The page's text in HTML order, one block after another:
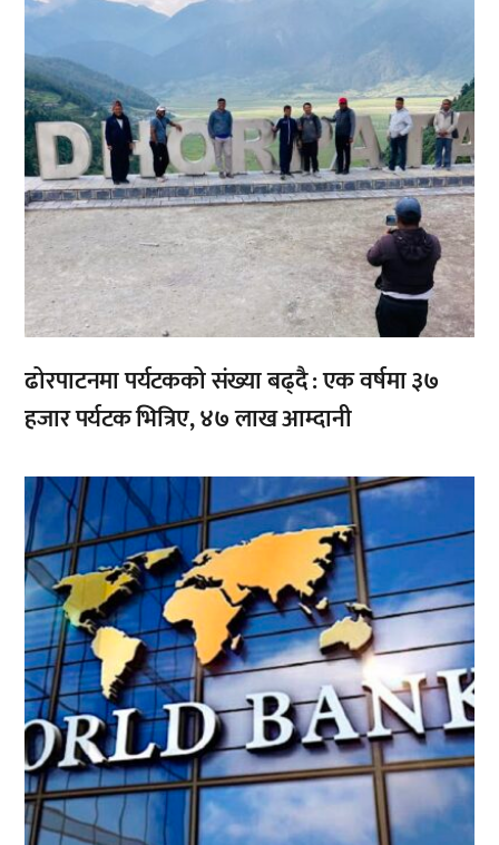
ढोरपाटनमा पर्यटकको संख्या बढ्दै : एक वर्षमा ३७
हजार पर्यटक भित्रिए, ४७ लाख आम्दानी